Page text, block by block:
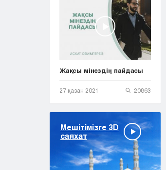
Жақсы мінездің пайдасы
27 қазан 2021 20863
Мешітімізге 3D
саяхат